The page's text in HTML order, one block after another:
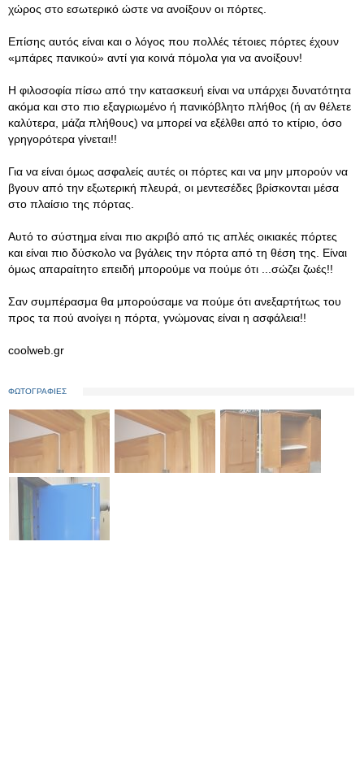
χώρος στο εσωτερικό ώστε να ανοίξουν οι πόρτες.
Επίσης αυτός είναι και ο λόγος που πολλές τέτοιες πόρτες έχουν
«μπάρες πανικού» αντί για κοινά πόμολα για να ανοίξουν!
Η φιλοσοφία πίσω από την κατασκευή είναι να υπάρχει δυνατότητα
ακόμα και στο πιο εξαγριωμένο ή πανικόβλητο πλήθος (ή αν θέλετε
καλύτερα, μάζα πλήθους) να μπορεί να εξέλθει από το κτίριο, όσο
γρηγορότερα γίνεται!!
Για να είναι όμως ασφαλείς αυτές οι πόρτες και να μην μπορούν να
βγουν από την εξωτερική πλευρά, οι μεντεσέδες βρίσκονται μέσα
στο πλαίσιο της πόρτας.
Αυτό το σύστημα είναι πιο ακριβό από τις απλές οικιακές πόρτες
και είναι πιο δύσκολο να βγάλεις την πόρτα από τη θέση της. Είναι
όμως απαραίτητο επειδή μπορούμε να πούμε ότι ...σώζει ζωές!!
Σαν συμπέρασμα θα μπορούσαμε να πούμε ότι ανεξαρτήτως του
προς τα πού ανοίγει η πόρτα, γνώμονας είναι η ασφάλεια!!
coolweb.gr
ΦΩΤΟΓΡΑΦΙΕΣ